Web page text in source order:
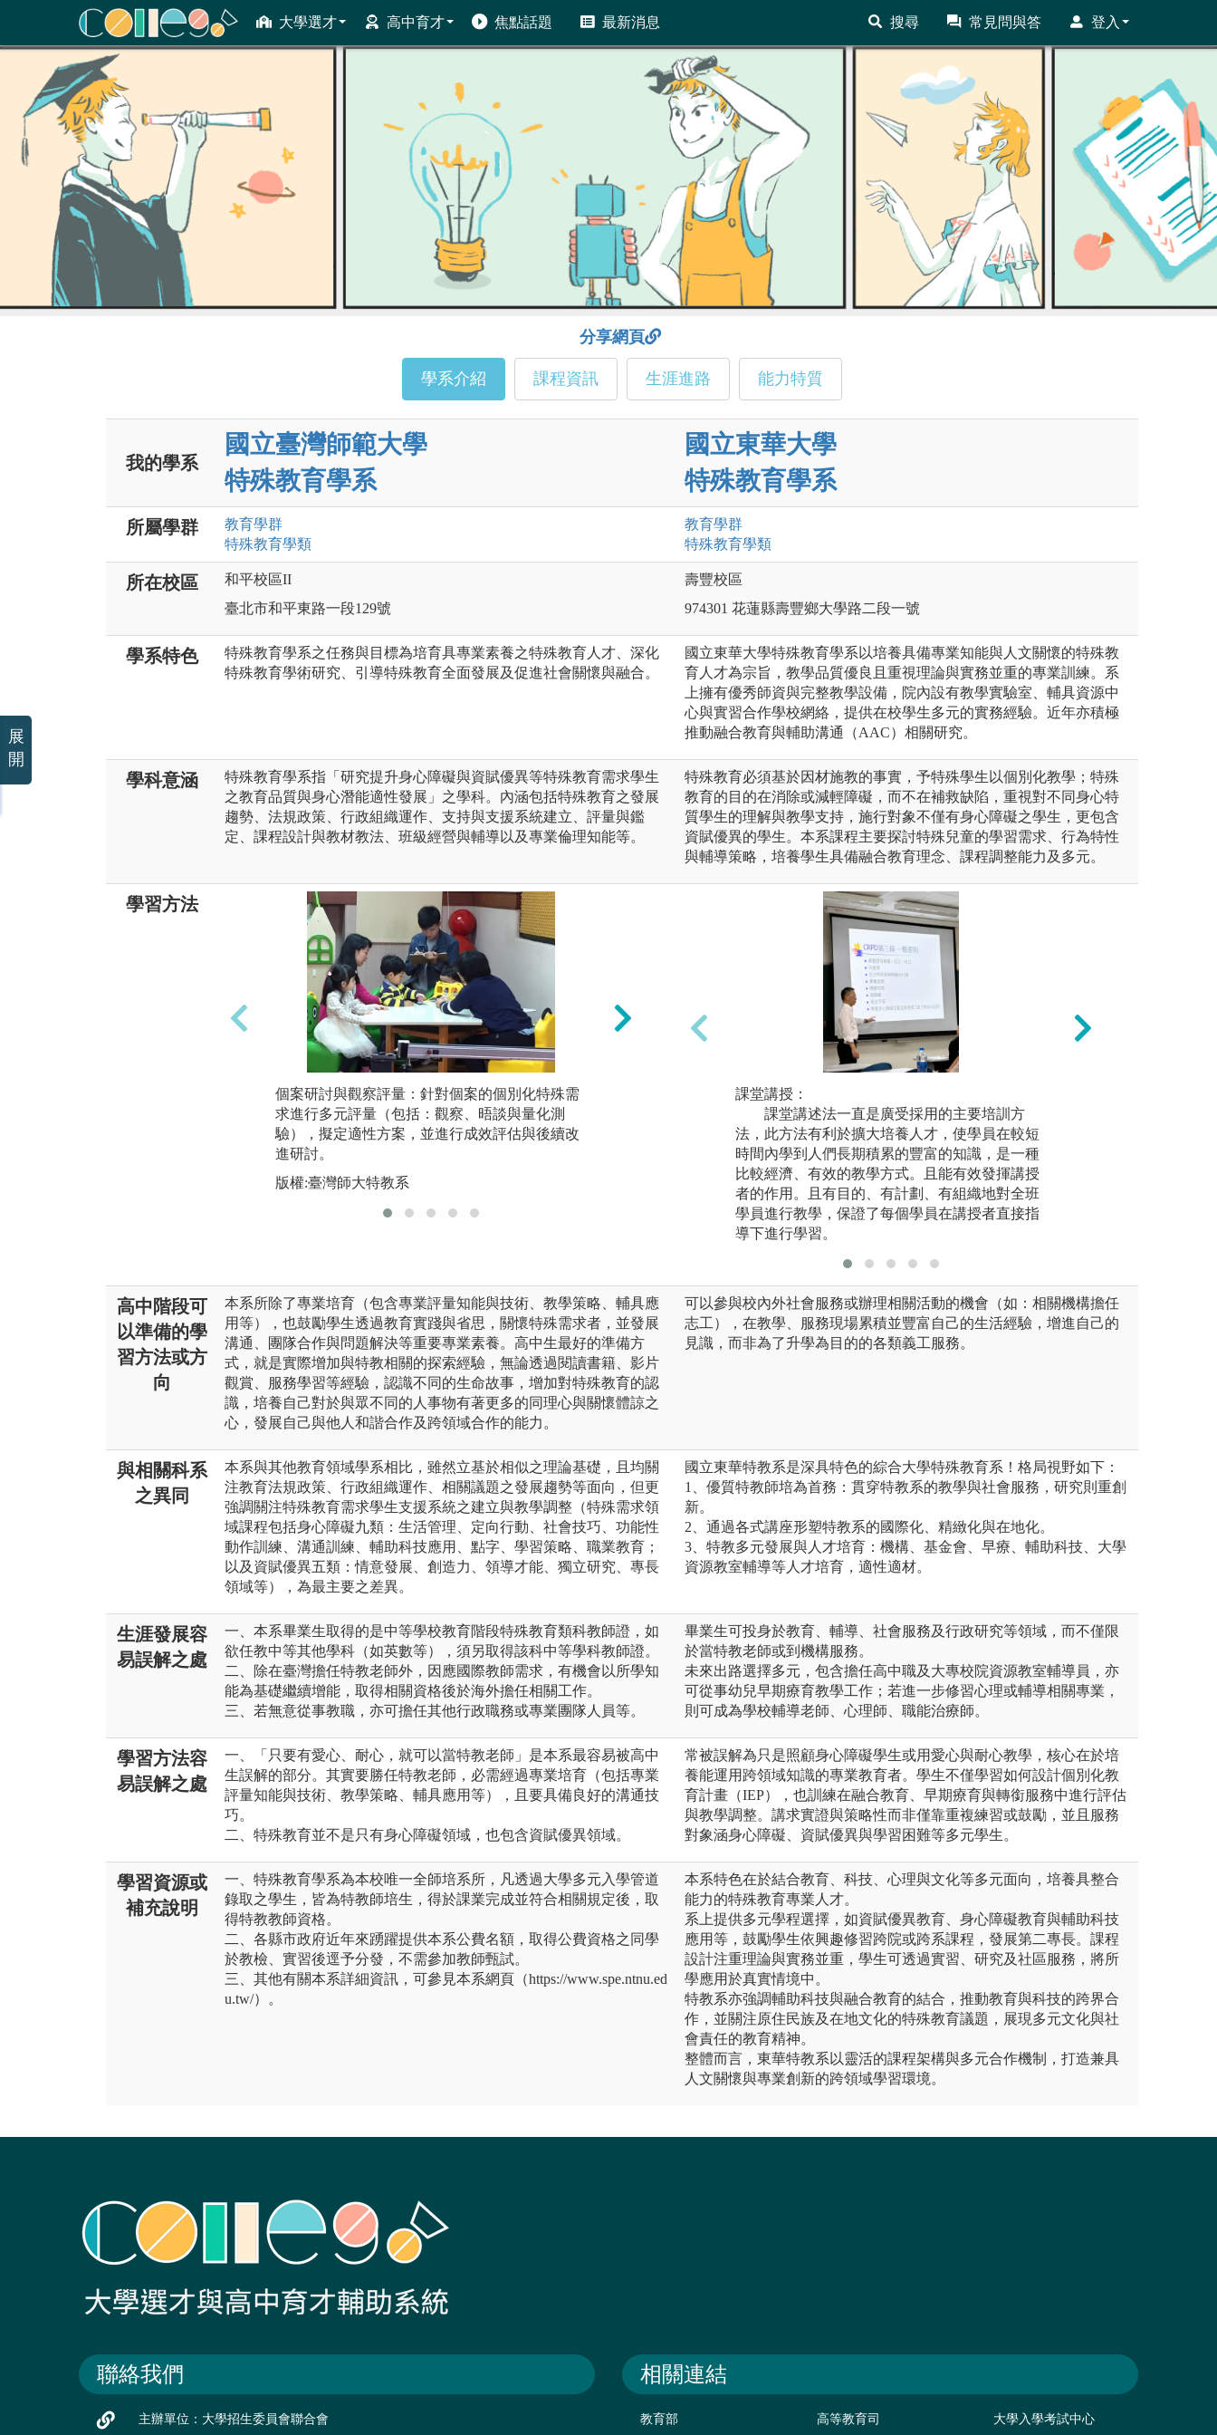
大學選才 高中育才 焦點話題 最新消息 搜尋 常見問與答 登入
ColleGo! 大學選才與高中育才輔助系統
分享網頁
學系介紹 課程資訊 生涯進路 能力特質
我的學系
國立臺灣師範大學
特殊教育學系
國立東華大學
特殊教育學系
所屬學群 教育學群
特殊教育學類
教育學群
特殊教育學類
所在校區
和平校區II
臺北市和平東路一段129號
壽豐校區
974301 花蓮縣壽豐鄉大學路二段一號
學系特色
特殊教育學系之任務與目標為培育具專業素養之特殊教育人才、深化
特殊教育學術研究、引導特殊教育全面發展及促進社會關懷與融合。
國立東華大學特殊教育學系以培養具備專業知能與人文關懷的特殊教
育人才為宗旨，教學品質優良且重視理論與實務並重的專業訓練。系
上擁有優秀師資與完整教學設備，院內設有教學實驗室、輔具資源中
心與實習合作學校網絡，提供在校學生多元的實務經驗。近年亦積極
推動融合教育與輔助溝通（AAC）相關研究。
學科意涵
特殊教育學系指「研究提升身心障礙與資賦優異等特殊教育需求學生
之教育品質與身心潛能適性發展」之學科。內涵包括特殊教育之發展
趨勢、法規政策、行政組織運作、支持與支援系統建立、評量與鑑
定、課程設計與教材教法、班級經營與輔導以及專業倫理知能等。
特殊教育必須基於因材施教的事實，予特殊學生以個別化教學；特殊
教育的目的在消除或減輕障礙，而不在補救缺陷，重視對不同身心特
質學生的理解與教學支持，施行對象不僅有身心障礙之學生，更包含
資賦優異的學生。本系課程主要探討特殊兒童的學習需求、行為特性
與輔導策略，培養學生具備融合教育理念、課程調整能力及多元。
學習方法
個案研討與觀察評量：針對個案的個別化特殊需
求進行多元評量（包括：觀察、晤談與量化測
驗），擬定適性方案，並進行成效評估與後續改
進研討。
版權:臺灣師大特教系
合作學習與專題實作：針對特殊教育相關議題以
分組討論方式，培養問題分析與解決的能力；並
透過口語演示或報告形式進行分享。
版權:臺灣師大特教系
課堂講授：
課堂講述法一直是廣受採用的主要培訓方
法，此方法有利於擴大培養人才，使學員在較短
時間內學到人們長期積累的豐富的知識，是一種
比較經濟、有效的教學方式。且能有效發揮講授
者的作用。且有目的、有計劃、有組織地對全班
學員進行教學，保證了每個學員在講授者直接指
導下進行學習。
高中階段可
以準備的學
習方法或方
向
本系所除了專業培育（包含專業評量知能與技術、教學策略、輔具應
用等），也鼓勵學生透過教育實踐與省思，關懷特殊需求者，並發展
溝通、團隊合作與問題解決等重要專業素養。高中生最好的準備方
式，就是實際增加與特教相關的探索經驗，無論透過閱讀書籍、影片
觀賞、服務學習等經驗，認識不同的生命故事，增加對特殊教育的認
識，培養自己對於與眾不同的人事物有著更多的同理心與關懷體諒之
心，發展自己與他人和諧合作及跨領域合作的能力。
可以參與校內外社會服務或辦理相關活動的機會（如：相關機構擔任
志工），在教學、服務現場累積並豐富自己的生活經驗，增進自己的
見識，而非為了升學為目的的各類義工服務。
與相關科系
之異同
本系與其他教育領域學系相比，雖然立基於相似之理論基礎，且均關
注教育法規政策、行政組織運作、相關議題之發展趨勢等面向，但更
強調關注特殊教育需求學生支援系統之建立與教學調整（特殊需求領
域課程包括身心障礙九類：生活管理、定向行動、社會技巧、功能性
動作訓練、溝通訓練、輔助科技應用、點字、學習策略、職業教育；
以及資賦優異五類：情意發展、創造力、領導才能、獨立研究、專長
領域等），為最主要之差異。
國立東華特教系是深具特色的綜合大學特殊教育系！格局視野如下：
1、優質特教師培為首務：貫穿特教系的教學與社會服務，研究則重創
新。
2、通過各式講座形塑特教系的國際化、精緻化與在地化。
3、特教多元發展與人才培育：機構、基金會、早療、輔助科技、大學
資源教室輔導等人才培育，適性適材。
生涯發展容
易誤解之處
一、本系畢業生取得的是中等學校教育階段特殊教育類科教師證，如
欲任教中等其他學科（如英數等），須另取得該科中等學科教師證。
二、除在臺灣擔任特教老師外，因應國際教師需求，有機會以所學知
能為基礎繼續增能，取得相關資格後於海外擔任相關工作。
三、若無意從事教職，亦可擔任其他行政職務或專業團隊人員等。
畢業生可投身於教育、輔導、社會服務及行政研究等領域，而不僅限
於當特教老師或到機構服務。
未來出路選擇多元，包含擔任高中職及大專校院資源教室輔導員，亦
可從事幼兒早期療育教學工作；若進一步修習心理或輔導相關專業，
則可成為學校輔導老師、心理師、職能治療師。
學習方法容
易誤解之處
一、「只要有愛心、耐心，就可以當特教老師」是本系最容易被高中
生誤解的部分。其實要勝任特教老師，必需經過專業培育（包括專業
評量知能與技術、教學策略、輔具應用等），且要具備良好的溝通技
巧。
二、特殊教育並不是只有身心障礙領域，也包含資賦優異領域。
常被誤解為只是照顧身心障礙學生或用愛心與耐心教學，核心在於培
養能運用跨領域知識的專業教育者。學生不僅學習如何設計個別化教
育計畫（IEP），也訓練在融合教育、早期療育與轉銜服務中進行評估
與教學調整。講求實證與策略性而非僅靠重複練習或鼓勵，並且服務
對象涵身心障礙、資賦優異與學習困難等多元學生。
學習資源或
補充說明
一、特殊教育學系為本校唯一全師培系所，凡透過大學多元入學管道
錄取之學生，皆為特教師培生，得於課業完成並符合相關規定後，取
得特教教師資格。
二、各縣市政府近年來踴躍提供本系公費名額，取得公費資格之同學
於教檢、實習後逕予分發，不需參加教師甄試。
三、其他有關本系詳細資訊，可參見本系網頁（https://www.spe.ntnu.ed
u.tw/）。
本系特色在於結合教育、科技、心理與文化等多元面向，培養具整合
能力的特殊教育專業人才。
系上提供多元學程選擇，如資賦優異教育、身心障礙教育與輔助科技
應用等，鼓勵學生依興趣修習跨院或跨系課程，發展第二專長。課程
設計注重理論與實務並重，學生可透過實習、研究及社區服務，將所
學應用於真實情境中。
特教系亦強調輔助科技與融合教育的結合，推動教育與科技的跨界合
作，並關注原住民族及在地文化的特殊教育議題，展現多元文化與社
會責任的教育精神。
整體而言，東華特教系以靈活的課程架構與多元合作機制，打造兼具
人文關懷與專業創新的跨領域學習環境。
聯絡我們
主辦單位：大學招生委員會聯合會
相關連結
教育部 高等教育司 大學入學考試中心
展
開